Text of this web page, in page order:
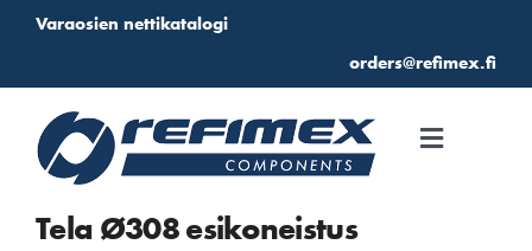
Skip
content
Varaosien nettikatalogi
orders@refimex.fi
Toggle
Tela Ø308 esikoneistus